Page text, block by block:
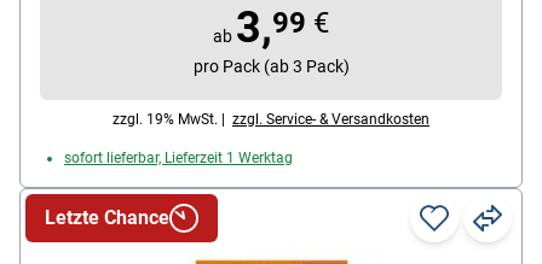
ab 3,99 €
pro Pack (ab 3 Pack)
zzgl. 19% MwSt. | zzgl. Service- & Versandkosten
sofort lieferbar, Lieferzeit 1 Werktag
Letzte Chance